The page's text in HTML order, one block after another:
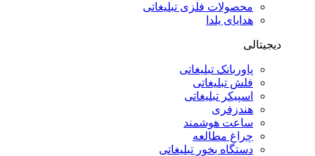
محصولات فلزی تبلیغاتی
هدایای یلدا
دیجیتالی
پاوربانک تبلیغاتی
فلش تبلیغاتی
اسپیکر تبلیغاتی
هندزفری
ساعت هوشمند
چراغ مطالعه
دستگاه بخور تبلیغاتی